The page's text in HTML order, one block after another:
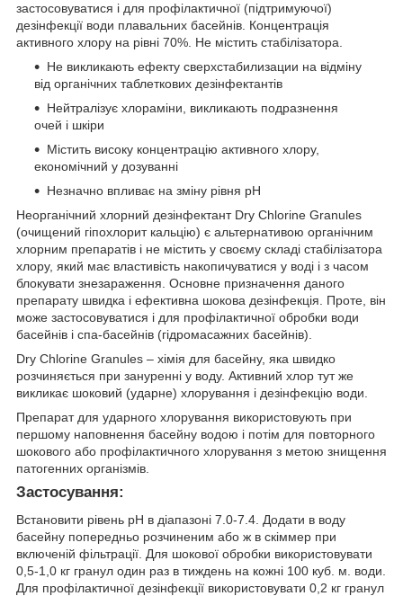
застосовуватися і для профілактичної (підтримуючої)
дезінфекції води плавальних басейнів. Концентрація
активного хлору на рівні 70%. Не містить стабілізатора.
Не викликають ефекту сверхстабилизации на відміну
від органічних таблеткових дезінфектантів
Нейтралізує хлораміни, викликають подразнення
очей і шкіри
Містить високу концентрацію активного хлору,
економічний у дозуванні
Незначно впливає на зміну рівня pH
Неорганічний хлорний дезінфектант Dry Chlorine Granules
(очищений гіпохлорит кальцію) є альтернативою органічним
хлорним препаратів і не містить у своєму складі стабілізатора
хлору, який має властивість накопичуватися у воді і з часом
блокувати знезараження. Основне призначення даного
препарату швидка і ефективна шокова дезінфекція. Проте, він
може застосовуватися і для профілактичної обробки води
басейнів і спа-басейнів (гідромасажних басейнів).
Dry Chlorine Granules – хімія для басейну, яка швидко
розчиняється при зануренні у воду. Активний хлор тут же
викликає шоковий (ударне) хлорування і дезінфекцію води.
Препарат для ударного хлорування використовують при
першому наповнення басейну водою і потім для повторного
шокового або профілактичного хлорування з метою знищення
патогенних організмів.
Застосування:
Встановити рівень рН в діапазоні 7.0-7.4. Додати в воду
басейну попередньо розчиненим або ж в скіммер при
включеній фільтрації. Для шокової обробки використовувати
0,5-1,0 кг гранул один раз в тиждень на кожні 100 куб. м. води.
Для профілактичної дезінфекції використовувати 0,2 кг гранул